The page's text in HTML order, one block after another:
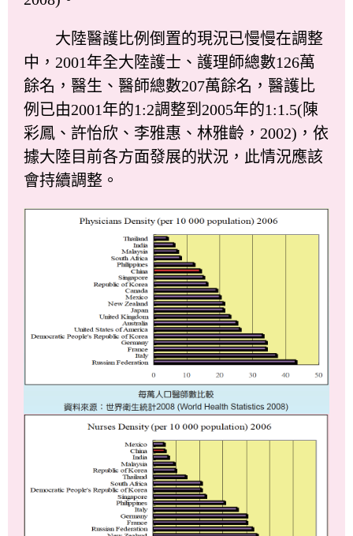
大陸醫護比例倒置的現況已慢慢在調整
中，2001年全大陸護士、護理師總數126萬
餘名，醫生、醫師總數207萬餘名，醫護比
例已由2001年的1:2調整到2005年的1:1.5(陳
彩鳳、許怡欣、李雅惠、林雅齡，2002)，依
據大陸目前各方面發展的狀況，此情況應該
會持續調整。